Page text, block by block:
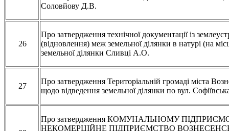
Соловйову Д.В.
26
Про затвердження технічної документації із
(відновлення) меж земельної ділянки в натурі (на
земельної ділянки Сливці А.О.
27
Про затвердження Територіальній громаді міста
щодо відведення земельної ділянки по вул.
Про затвердження КОМУНАЛЬНОМУ
НЕКОМЕРЦІЙНЕ ПІДПРИЄМСТВО